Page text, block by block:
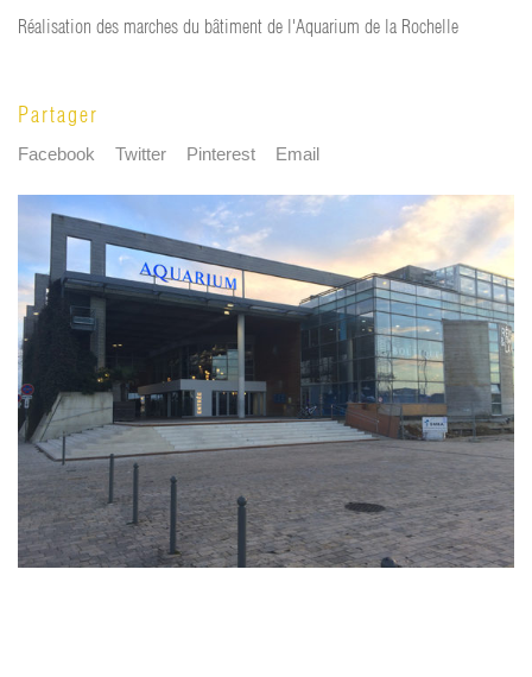
Réalisation des marches du bâtiment de l'Aquarium de la Rochelle
Partager
Facebook Twitter Pinterest Email